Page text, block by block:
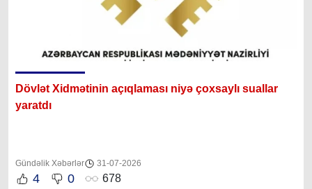
Dövlət Xidmətinin açıqlaması niyə çoxsaylı suallar
yaratdı
Gündəlik Xəbərlər 31-07-2026
4 0 678